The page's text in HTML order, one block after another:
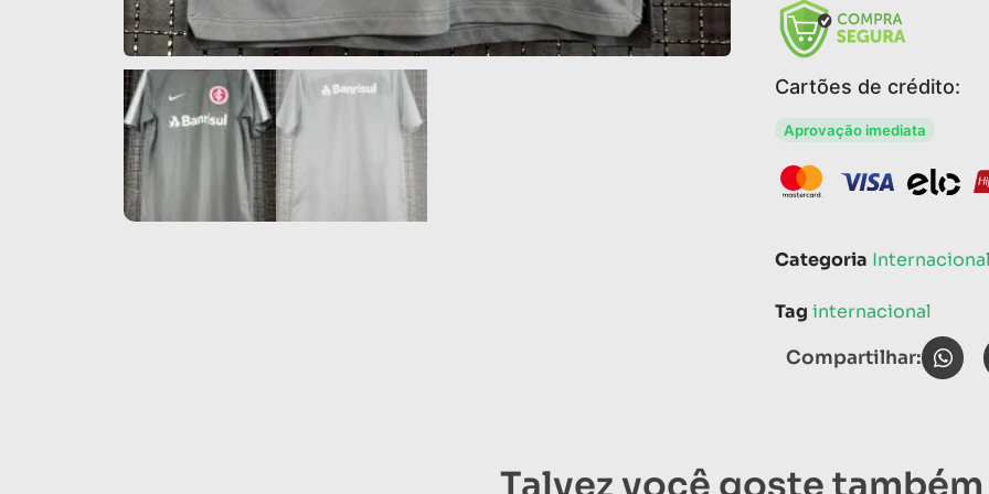
Cartões de crédito:
Aprovação imediata
Categoria
Tag internacional
Compartilhar:
Talvez você goste também